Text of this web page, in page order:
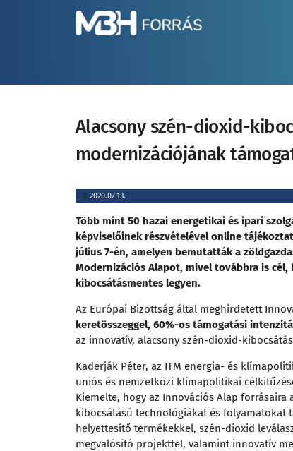
Alacsony szén-dioxid-
modernizációjának
2020.07.13.
Több mint 50 hazai energetikai és ipari
képviselőinek részvételével online
július 7-én, amelyen bemutatták a
Modernizációs Alapot, mivel továbbra is
kibocsátásmentes legyen.
Az Európai Bizottság által meghirdetett
keretösszeggel, 60%-os támogatási
az innovatív, alacsony szén-dioxid-
Kaderják Péter, az ITM energia- és
uniós és nemzetközi klímapolitikai
Kiemelte, hogy az Innovációs Alap
kibocsátású technológiákat és
helyettesítő termékekkel, szén-dioxid
megvalósító projekttel, valamint innovatív